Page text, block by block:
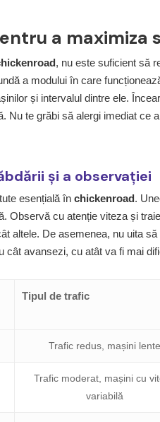
a maximiza
, nu este suficient să
a modului în care
și intervalul dintre ele.
Nu te grăbi să alergi imediat ce
și a observației
esențială în chickenroad.
Observă cu atenție viteza și
altele. De asemenea, nu uita
cât avansezi, cu atât va fi mai
Tipul de trafic
Trafic redus, mașini lente
Trafic moderat, mașini cu
variabilă